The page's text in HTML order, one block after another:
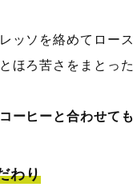
ッソを絡めてロース
ほろ苦さをまとっ
ーヒーと合わせて
わり